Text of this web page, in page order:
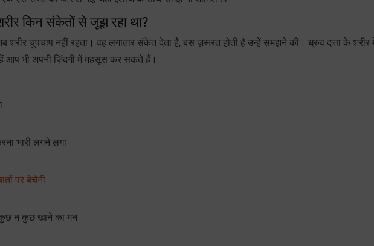
किन संकेतों से जूझ रहा था?
शरीर चुपचाप नहीं रहता। वह लगातार संकेत देता है, बस ज़रूरत होती है उन्हें समझने की। ध्रुव दत्ता के शरीर
आप भी अपनी ज़िंदगी में महसूस कर सकते हैं।
भारी लगने लगा
पर बेचैनी
कुछ न कुछ खाने का मन